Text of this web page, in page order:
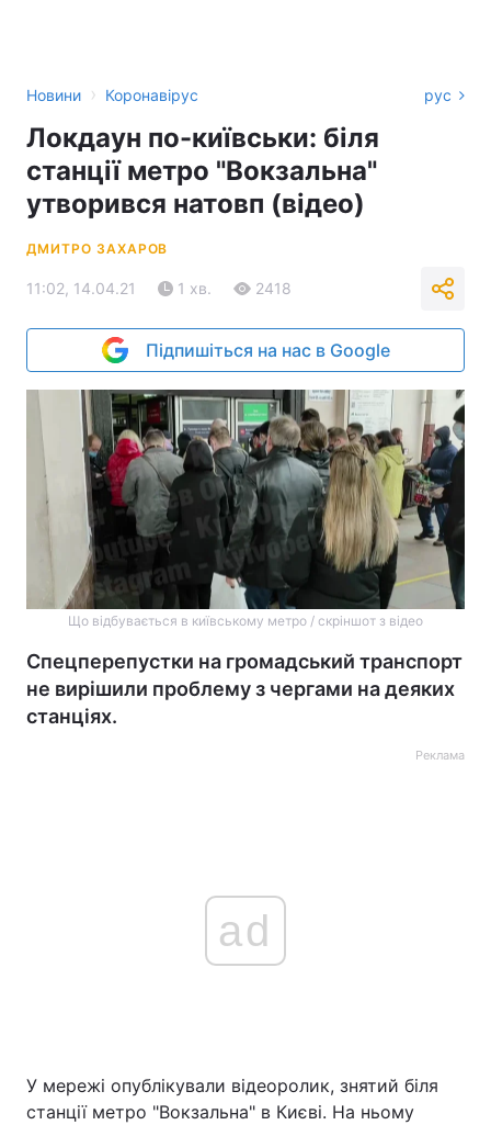
Новини › Коронавірус рус
Локдаун по-київськи: біля
станції метро "Вокзальна"
утворився натовп (відео)
ДМИТРО ЗАХАРОВ
11:02, 14.04.21 1 хв. 2418
Підпишіться на нас в Google
Що відбувається в київському метро / скріншот з відео
Спецперепустки на громадський транспорт
не вирішили проблему з чергами на деяких
станціях.
Реклама
ad
У мережі опублікували відеоролик, знятий біля
станції метро "Вокзальна" в Києві. На ньому